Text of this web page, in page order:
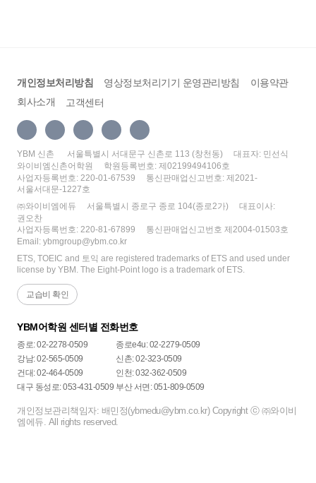
개인정보처리방침 영상정보처리기기 운영관리방침
이용약관
회사소개
고객센터
YBM 신촌 서울특별시 서대문구 신촌로 113 (창천동)
대표자: 민선식
와이비엠신촌어학원
학원등록번호: 제02199494106호
사업자등록번호: 220-01-67539
통신판매업신고번호: 제2021-
서울서대문-1227호
㈜와이비엠에듀
서울특별시 종로구 종로 104(종로2가)
대표이사:
권오찬
사업자등록번호: 220-81-67899
통신판매업신고번호 제2004-01503호
Email: ybmgroup@ybm.co.kr
ETS, TOEIC and 토익 are registered trademarks of ETS and used under
license by YBM. The Eight-Point logo is a trademark of ETS.
교습비 확인
YBM어학원 센터별 전화번호
종로: 02-2278-0509
종로e4u: 02-2279-0509
강남: 02-565-0509
신촌: 02-323-0509
건대: 02-464-0509
인천: 032-362-0509
대구 동성로: 053-431-0509 부산 서면: 051-809-0509
개인정보관리책임자: 배민정(ybmedu@ybm.co.kr) Copyright ⓒ ㈜와이비
엠에듀. All rights reserved.